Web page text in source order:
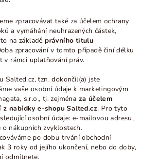
zpracovávat také za účelem ochrany
a vymáhání neuhrazených částek,
na základě právního titulu
zpracování v tomto případě činí délku
v rámci uplatňování práv.
Salted.cz, tzn. dokončil(a) jste
vaše osobní údaje k marketingovým
s.r.o., tj. zejména za účelem
nabídky e-shopu Salted.cz. Pro tyto
osobní údaje: e-mailovou adresu,
nákupních zvyklostech.
po dobu trvání obchodní
3 roky od jejího ukončení, nebo do doby,
odmítnete.